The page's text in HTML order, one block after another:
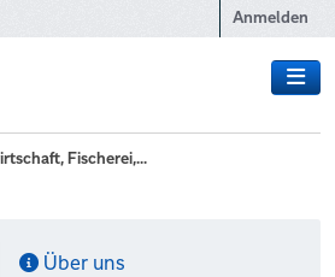
Anmelden
Fischerei,...
Über uns